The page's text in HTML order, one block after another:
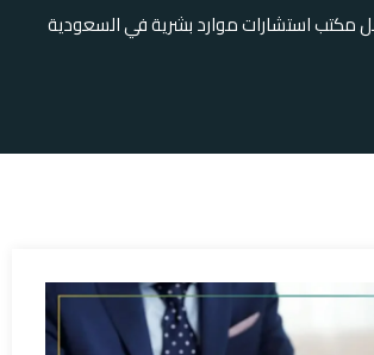
مكتب استشارات موارد بشرية في السعودية